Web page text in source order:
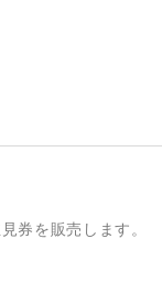
券を販売します。